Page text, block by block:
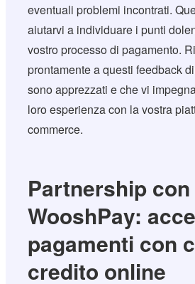
eventuali problemi incontrati.
aiutarvi a individuare i punti
vostro processo di pagamento.
prontamente a questi feedback
sono apprezzati e che vi
loro esperienza con la vostra
commerce.
Partnership con
WooshPay:
pagamenti con
credito online